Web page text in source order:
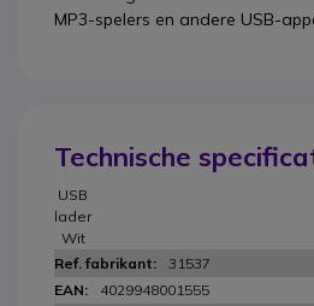
MP3-spelers en andere USB-
Technische
USB
lader
Wit
31537
4029948001555